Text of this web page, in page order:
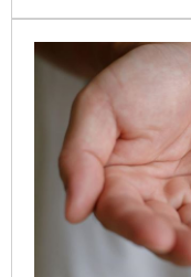
LAM，希望醫師可
的藥物。談及該疾
解釋，希望除了幫